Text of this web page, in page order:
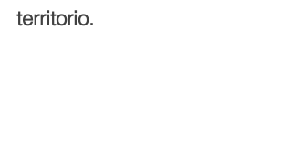
territorio.